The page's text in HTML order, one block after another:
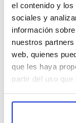
el contenido y
sociales y
información
nuestros
web, quienes
que les haya
partir del uso
del generador de
un 250%, esta
eliminación de
Genera O2 a partir
trabajar en
PSA(UOP zeolita
extracción del
de O2 con una
serpentín de